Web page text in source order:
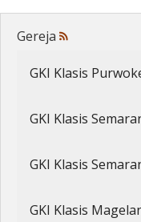
Penerbitan
Gereja
GKI Klasis
GKI Klasis
GKI Klasis
GKI Klasis